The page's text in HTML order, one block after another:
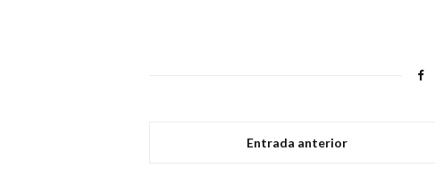
Entrada anterior